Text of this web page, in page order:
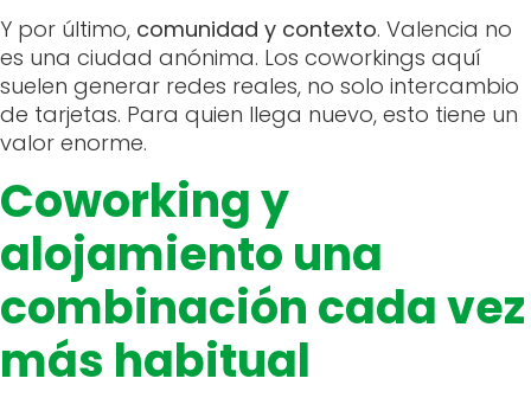
Y por último, comunidad y contexto. Valencia no
es una ciudad anónima. Los coworkings aquí
suelen generar redes reales, no solo intercambio
de tarjetas. Para quien llega nuevo, esto tiene un
valor enorme.
Coworking y
alojamiento una
combinación cada vez
más habitual